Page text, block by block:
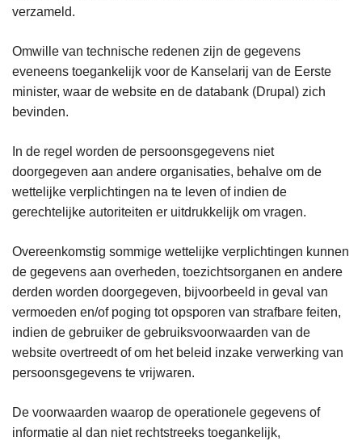
verzameld.
Omwille van technische redenen zijn de gegevens
eveneens toegankelijk voor de Kanselarij van de Eerste
minister, waar de website en de databank (Drupal) zich
bevinden.
In de regel worden de persoonsgegevens niet
doorgegeven aan andere organisaties, behalve om de
wettelijke verplichtingen na te leven of indien de
gerechtelijke autoriteiten er uitdrukkelijk om vragen.
Overeenkomstig sommige wettelijke verplichtingen kunnen
de gegevens aan overheden, toezichtsorganen en andere
derden worden doorgegeven, bijvoorbeeld in geval van
vermoeden en/of poging tot opsporen van strafbare feiten,
indien de gebruiker de gebruiksvoorwaarden van de
website overtreedt of om het beleid inzake verwerking van
persoonsgegevens te vrijwaren.
De voorwaarden waarop de operationele gegevens of
informatie al dan niet rechtstreeks toegankelijk,